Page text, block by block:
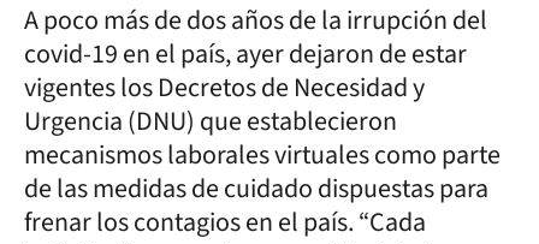
A poco más de dos años de la irrupción del
covid-19 en el país, ayer dejaron de estar
vigentes los Decretos de Necesidad y
Urgencia (DNU) que establecieron
mecanismos laborales virtuales como parte
de las medidas de cuidado dispuestas para
frenar los contagios en el país. “Cada